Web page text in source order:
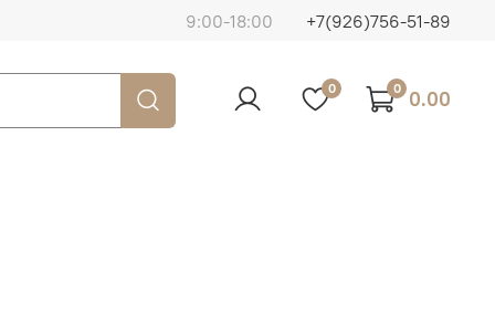
9:00-18:00 +7(926)756-51-89
0 0 0.00